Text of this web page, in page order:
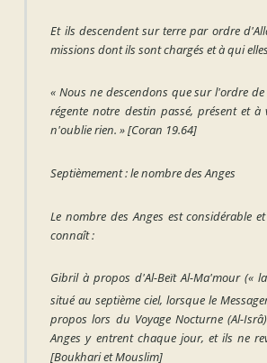
Et ils descendent sur terre par ordre
missions dont ils sont chargés et à qui
« Nous ne descendons que sur l'ordre
régente notre destin passé, présent et à
n'oublie rien. »[Coran 19.64]
Septièmement : le nombre des Anges
Le nombre des Anges est considérable
connaît :
Gibril à propos d'Al-Beït Al-Ma'mour («
situé au septième ciel, lorsque le
propos lors du Voyage Nocturne (Al-
Anges y entrent chaque jour, et ils ne
[Boukhari et Mouslim]